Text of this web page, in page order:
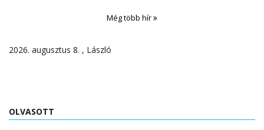
Még több hír
2026. augusztus 8. , László
OLVASOTT